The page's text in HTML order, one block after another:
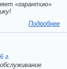
«гарантию»
Подробнее
г.